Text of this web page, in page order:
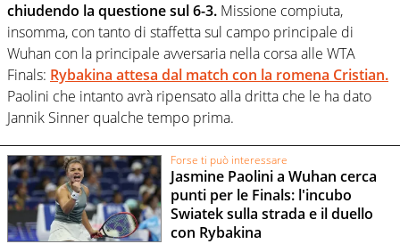
chiudendo la questione sul 6-3. Missione compiuta,
insomma, con tanto di staffetta sul campo principale di
Wuhan con la principale avversaria nella corsa alle WTA
Finals: Rybakina attesa dal match con la romena Cristian.
Paolini che intanto avrà ripensato alla dritta che le ha dato
Jannik Sinner qualche tempo prima.
Forse ti può interessare
Jasmine Paolini a Wuhan cerca
punti per le Finals: l'incubo
Swiatek sulla strada e il duello
con Rybakina